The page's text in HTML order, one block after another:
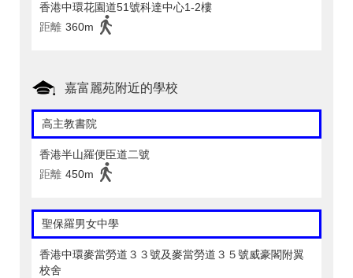
香港中環花園道51號科達中心1-2樓
距離 360m
嘉富麗苑附近的學校
高主教書院
香港半山羅便臣道二號
距離 450m
聖保羅男女中學
香港中環麥當勞道３３號及麥當勞道３５號威豪閣附翼
校舍